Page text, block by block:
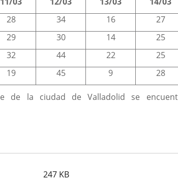
28 34 16 27
29 30 14 25
32 44 22 25
19 45 9 28
de la ciudad de Valladolid se
247 KB